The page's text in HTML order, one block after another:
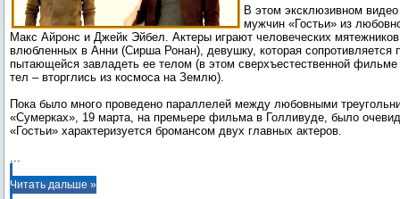
В этом эксклюзивном
мужчин «Гостьи» из
Макс Айронс и Джейк Эйбел. Актеры играют человеческих
влюбленных в Анни (Сирша Ронан), девушку, которая сопротивляется
пытающейся завладеть ее телом (в этом сверхъестественной
тел – вторглись из космоса на Землю).
Пока было много проведено параллелей между любовными
«Сумерках», 19 марта, на премьере фильма в Голливуде, было
...
Читать дальше »